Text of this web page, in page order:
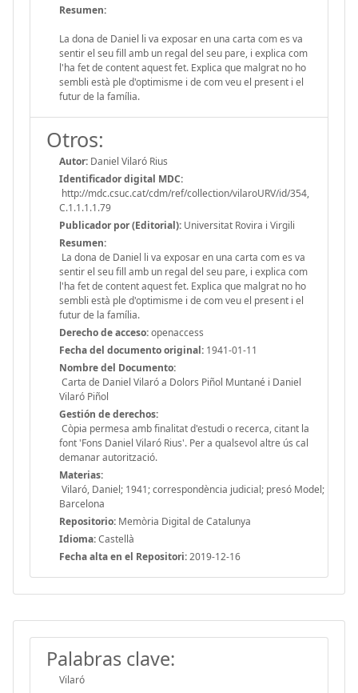
Resumen:
La dona de Daniel li va exposar en una carta com es va
sentir el seu fill amb un regal del seu pare, i explica com
l'ha fet de content aquest fet. Explica que malgrat no ho
sembli està ple d'optimisme i de com veu el present i el
futur de la família.
Otros:
Autor: Daniel Vilaró Rius
Identificador digital MDC:
http://mdc.csuc.cat/cdm/ref/collection/vilaroURV/id/354,
C.1.1.1.1.79
Publicador por (Editorial): Universitat Rovira i Virgili
Resumen:
La dona de Daniel li va exposar en una carta com es va
sentir el seu fill amb un regal del seu pare, i explica com
l'ha fet de content aquest fet. Explica que malgrat no ho
sembli està ple d'optimisme i de com veu el present i el
futur de la família.
Derecho de acceso:openaccess
Fecha del documento original: 1941-01-11
Nombre del Documento:
Carta de Daniel Vilaró a Dolors Piñol Muntané i Daniel
Vilaró Piñol
Gestión de derechos:
Còpia permesa amb finalitat d'estudi o recerca, citant la
font 'Fons Daniel Vilaró Rius'. Per a qualsevol altre ús cal
demanar autorització.
Materias:
Vilaró, Daniel; 1941; correspondència judicial; presó Model;
Barcelona
Repositorio: Memòria Digital de Catalunya
Idioma:Castellà
Fecha alta en el Repositori:2019-12-16
Palabras clave:
Vilaró